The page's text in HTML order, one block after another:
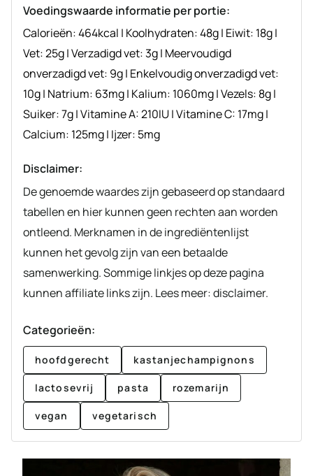
Voedingswaarde informatie per portie:
Calorieën:464kcal | Koolhydraten:48g| Eiwit: 18g|
Vet:25g|Verzadigd vet:3g| Meervoudigd
onverzadigd vet: 9g| Enkelvoudig onverzadigd vet:
10g| Natrium: 63mg| Kalium: 1060mg|Vezels: 8g|
Suiker:7g|Vitamine A:210IU|Vitamine C: 17mg|
Calcium: 125mg| Ijzer: 5mg
Disclaimer:
De genoemde waardes zijn gebaseerd op standaard
tabellen en hier kunnen geen rechten aan worden
ontleend. Merknamen in de ingrediëntenlijst
kunnen het gevolg zijn van een betaalde
samenwerking. Sommige linkjes op deze pagina
kunnen affiliate links zijn. Lees meer: disclaimer.
Categorieën:
hoofdgerecht kastanjechampignons
lactosevrij pasta rozemarijn
vegan vegetarisch